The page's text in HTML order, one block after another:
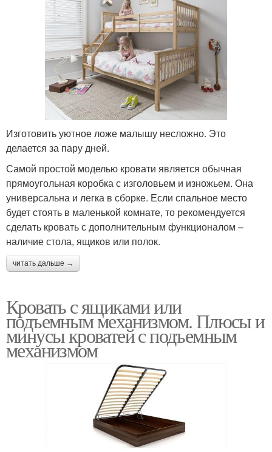
Изготовить уютное ложе малышу несложно. Это
делается за пару дней.
Самой простой моделью кровати является обычная
прямоугольная коробка с изголовьем и изножьем. Она
универсальна и легка в сборке. Если спальное место
будет стоять в маленькой комнате, то рекомендуется
сделать кровать с дополнительным функционалом –
наличие стола, ящиков или полок.
читать дальше →
Кровать с ящиками или
подъемным механизмом. Плюсы и
минусы кроватей с подъемным
механизмом